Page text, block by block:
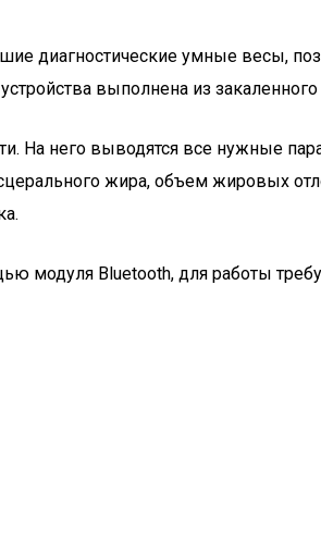
диагностические умные весы,
выполнена из
На него выводятся все нужные
жира, объем
модуля Bluetooth, для работы